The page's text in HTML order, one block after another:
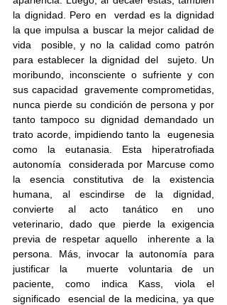
la dignidad. Pero en  verdad es la dignidad
la que impulsa a buscar la mejor calidad de
vida  posible, y no la calidad como patrón
para establecer la dignidad del  sujeto. Un
moribundo, inconsciente o sufriente y con
sus capacidad  gravemente comprometidas,
nunca pierde su condición de persona y por
tanto tampoco su dignidad demandado un
trato acorde, impidiendo tanto la  eugenesia
como la eutanasia. Esta hiperatrofiada
autonomía  considerada por Marcuse como
la esencia constitutiva de la existencia
humana, al escindirse de la dignidad,
convierte al acto tanático en uno
veterinario, dado que pierde la exigencia
previa de respetar aquello  inherente a la
persona. Más, invocar la autonomía para
justificar la  muerte voluntaria de un
paciente, como indica Kass, viola el
significado  esencial de la medicina, ya que